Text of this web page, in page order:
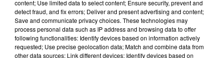
Cette semaine, le musicien côte-
d'orien Filansen dévoilera les
morceaux de son nouvel album
content; Use limited data to select content; Ensure security, prevent and
detect fraud, and fix errors; Deliver and present advertising and content;
Save and communicate privacy choices. These technologies may
process personal data such as IP address and browsing data to offer
following functionalities: Identify devices based on information actively
requested; Use precise geolocation data; Match and combine data from
other data sources; Link different devices; Identify devices based on